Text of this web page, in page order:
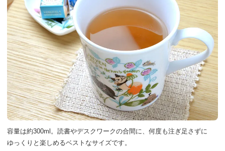
容量は約300ml。 読書やデスクワークの合間に、 何度も注ぎ足さずに
ゆっくりと楽しめるベストなサイズです。